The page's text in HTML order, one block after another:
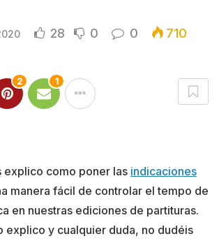
28 0 0 710
2 1
explico como poner las indicaciones
manera fácil de controlar el tempo de
en nuestras ediciones de partituras.
explico y cualquier duda, no dudéis